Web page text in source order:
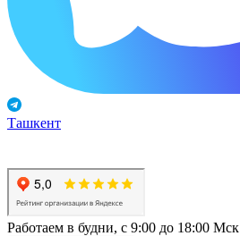
Ташкент
Работаем в будни, с 9:00 до 18:00 Мск